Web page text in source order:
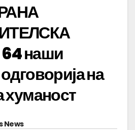
наши
на
хуманост
News